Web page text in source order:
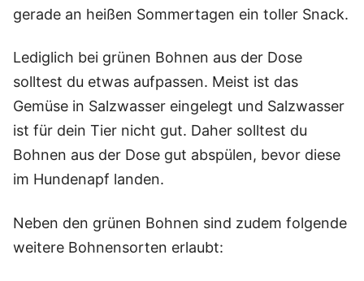
gerade an heißen Sommertagen ein toller Snack.
Lediglich bei grünen Bohnen aus der Dose
solltest du etwas aufpassen. Meist ist das
Gemüse in Salzwasser eingelegt und Salzwasser
ist für dein Tier nicht gut. Daher solltest du
Bohnen aus der Dose gut abspülen, bevor diese
im Hundenapf landen.
Neben den grünen Bohnen sind zudem folgende
weitere Bohnensorten erlaubt: